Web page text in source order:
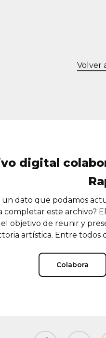
Volver
digital
dato que podamos
completar este archivo?
objetivo de reunir y
artística. Entre todos
Colabora
facebook youtube